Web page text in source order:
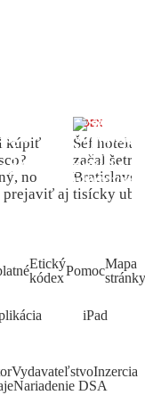
kúpiť
no
prejaviť aj
INDEX
Šéf
začal
Bratislave
tisícky
Etický
kódexPomocMapa
stránky
iPad
VydavateľstvoInzercia
Nariadenie DSA